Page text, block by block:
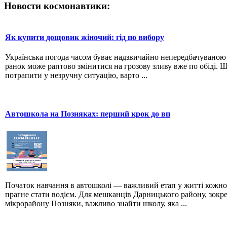
Новости космонавтики:
Як купити дощовик жіночий: гід по вибору
Українська погода часом буває надзвичайно
ранок може раптово змінитися на грозову зливу вже по обіді.
потрапити у незручну ситуацію, варто ...
Автошкола на Позняках: перший крок до вп
Початок навчання в автошколі — важливий етап у житті
прагне стати водієм. Для мешканців Дарницького району,
мікрорайону Позняки, важливо знайти школу, яка ...